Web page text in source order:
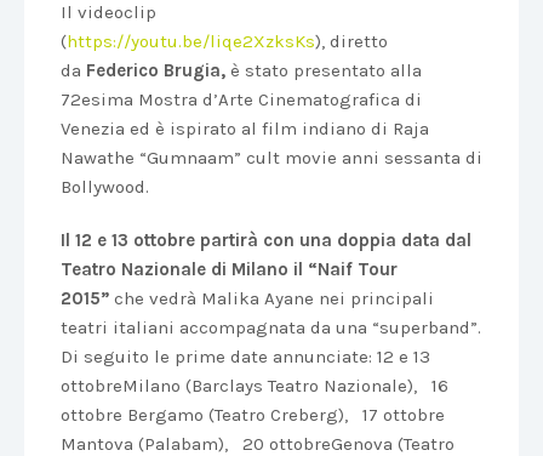
Il videoclip
(https://youtu.be/liqe2XzksKs), diretto
da Federico Brugia, è stato presentato alla
72esima Mostra d’Arte Cinematografica di
Venezia ed è ispirato al film indiano di Raja
Nawathe “Gumnaam” cult movie anni sessanta di
Bollywood.
Il 12 e 13 ottobre partirà con una doppia data dal
Teatro Nazionale di Milano il “Naif Tour
2015” che vedrà Malika Ayane nei principali
teatri italiani accompagnata da una “superband”.
Di seguito le prime date annunciate: 12 e 13
ottobreMilano (Barclays Teatro Nazionale), 16
ottobre Bergamo (Teatro Creberg), 17 ottobre
Mantova (Palabam), 20 ottobreGenova (Teatro